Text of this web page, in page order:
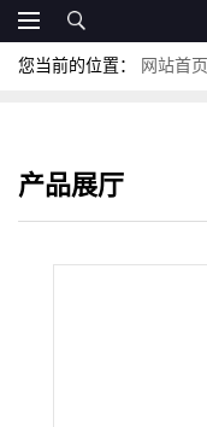
您当前的位置： 网站首页
产品展厅